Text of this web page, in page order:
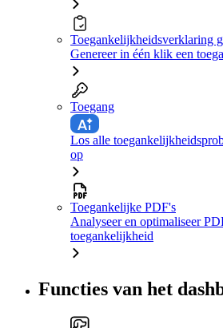
Toegankelijkheidsverklaring
Genereer in één klik een
Toegang
Los alle
op
Toegankelijke PDF's
Analyseer en optimaliseer
toegankelijkheid
Functies van het